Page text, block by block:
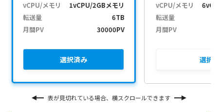
vCPU/メモリ
1vCPU/2GBメモリ
転送量
6TB
月間PV
30000PV
選択済み
vCPU/メモリ
転送量
月間PV
選択
表が見切れている場合、横スクロールできます